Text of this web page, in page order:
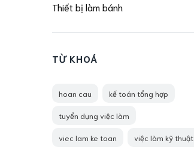
Thiết bị làm bánh
TỪ KHOÁ
hoan cau kế toán tổng hợp
tuyển dụng việc làm
viec lam ke toan việc làm kỹ thuật